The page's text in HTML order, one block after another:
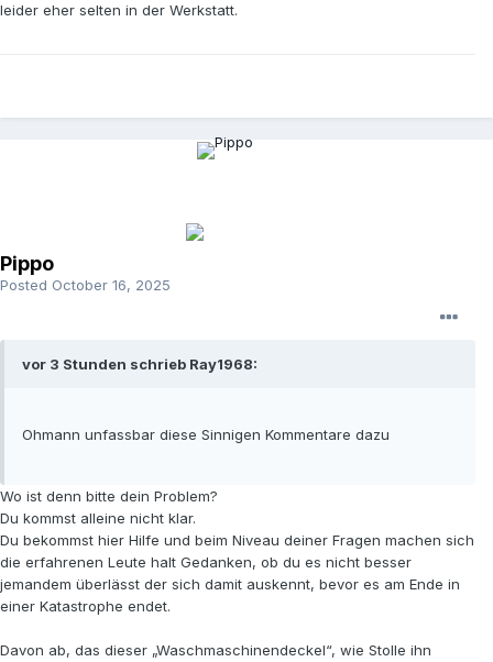
leider eher selten in der Werkstatt.
Pippo
Posted October 16, 2025
vor 3 Stunden schrieb Ray1968:
Ohmann unfassbar diese Sinnigen Kommentare dazu
Wo ist denn bitte dein Problem?
Du kommst alleine nicht klar.
Du bekommst hier Hilfe und beim Niveau deiner Fragen machen sich
die erfahrenen Leute halt Gedanken, ob du es nicht besser
jemandem überlässt der sich damit auskennt, bevor es am Ende in
einer Katastrophe endet.
Davon ab, das dieser „Waschmaschinendeckel“, wie Stolle ihn